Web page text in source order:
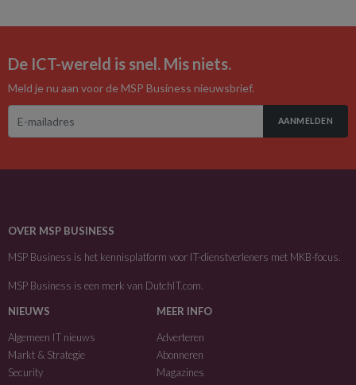
De ICT-wereld is snel. Mis niets.
Meld je nu aan voor de MSP Business nieuwsbrief.
AANMELDEN
OVER MSP BUSINESS
MSP Business is het kennisplatform voor IT-dienstverleners met MKB-focus.
MSP Business is een merk van DutchIT.com
NIEUWS
Algemeen IT nieuws
Markt & Strategie
Security
MEER INFO
Adverteren
Abonneren
Magazines